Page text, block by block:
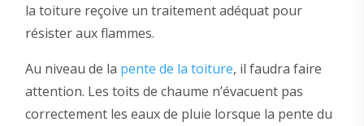
la toiture reçoive un traitement adéquat pour
résister aux flammes.
Au niveau de la pente de la toiture, il faudra faire
attention. Les toits de chaume n’évacuent pas
correctement les eaux de pluie lorsque la pente du